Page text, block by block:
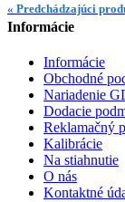
« Predchádzajúci
Informácie
Informácie
Obchodné
Nariadenie
Dodacie
Reklamačný
Kalibrácie
Na stiahnutie
O nás
Kontaktné